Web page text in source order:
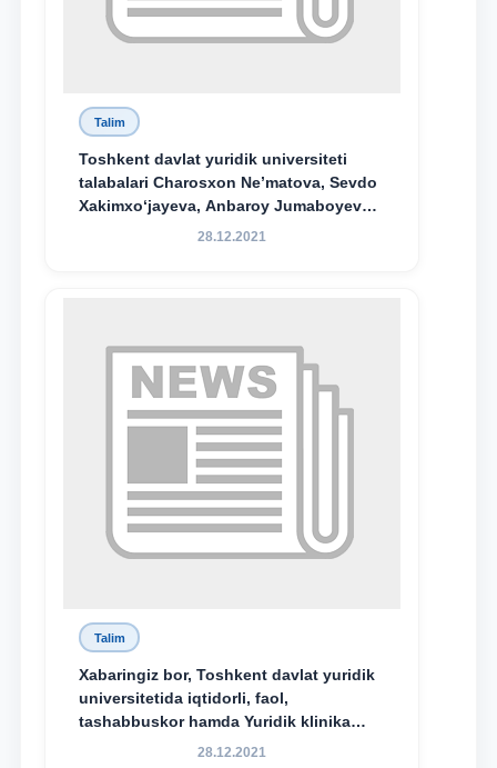
Talim
Toshkent davlat yuridik universiteti
talabalari Charosxon Ne’matova, Sevdo
Xakimxo‘jayeva, Anbaroy Jumaboyeva
hamda TDYU qoshidagi M.S.Vosiqova
bo‘ldi.
28.12.2021
Talim
Xabaringiz bor, Toshkent davlat yuridik
universitetida iqtidorli, faol,
tashabbuskor hamda Yuridik klinika
faoliyatida o‘z bilim va ko‘nikmalarini
28.12.2021